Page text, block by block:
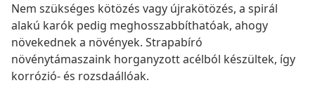
Nem szükséges kötözés vagy újrakötözés, a spirál
alakú karók pedig meghosszabbíthatóak, ahogy
növekednek a növények. Strapabíró
növénytámaszaink horganyzott acélból készültek, így
korrózió- és rozsdaállóak.